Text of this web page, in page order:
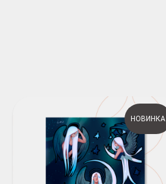
НОВИНКА